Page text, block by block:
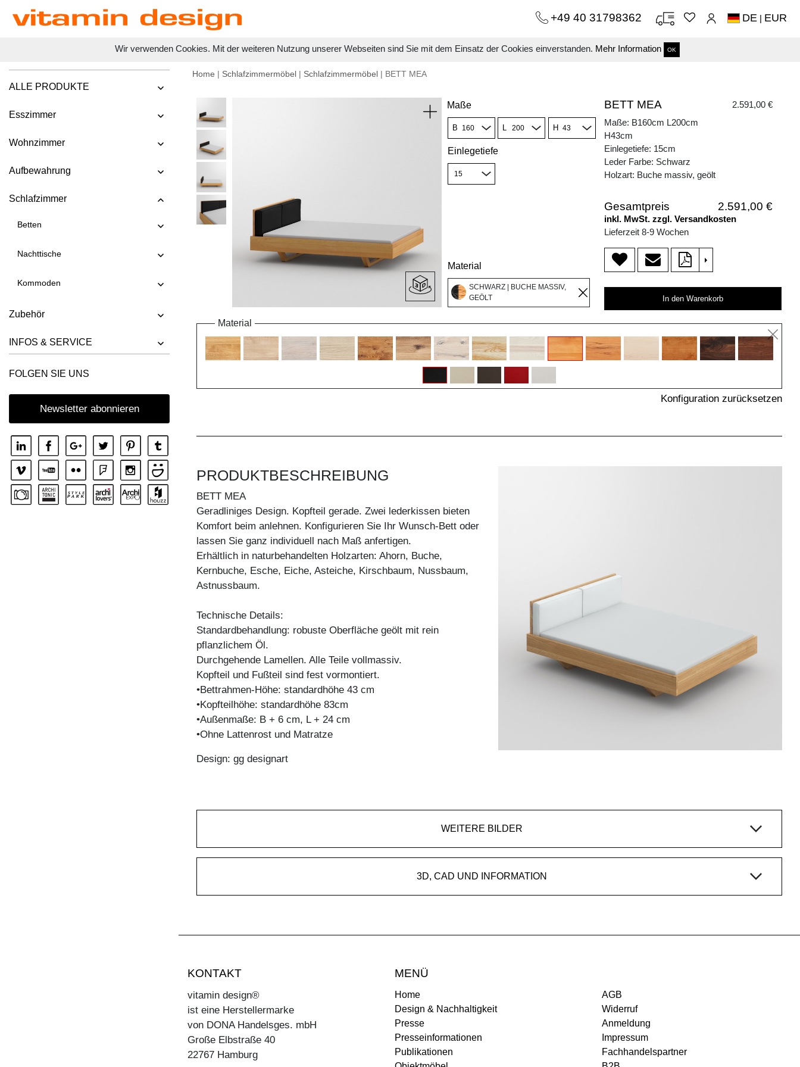
Wir verwenden Cookies. Mit der weiteren Nutzung unserer Webseiten sind Sie mit dem Einsatz der Cookies einverstanden. Mehr Information OK
+49 40 31798362 DE | EUR
ALLE PRODUKTE
Esszimmer
Wohnzimmer
Aufbewahrung
Schlafzimmer
Betten
Nachttische
Kommoden
Zubehör
INFOS & SERVICE
FOLGEN SIE UNS
Newsletter abonnieren
Home | Schlafzimmermöbel | Schlafzimmermöbel | BETT MEA
Maße
B L H
Einlegetiefe
Material
SCHWARZ | BUCHE MASSIV,
GEÖLT
BETT MEA
2.591,00 €
Maße: B160cm L200cm
H43cm
Einlegetiefe: 15cm
Leder Farbe: Schwarz
Holzart: Buche massiv, geölt
Gesamtpreis 2.591,00 €
inkl. MwSt. zzgl. Versandkosten
Lieferzeit 8-9 Wochen
>
In den Warenkorb
Material
Konfiguration zurücksetzen
PRODUKTBESCHREIBUNG
BETT MEA
Geradliniges Design. Kopfteil gerade. Zwei lederkissen bieten
Komfort beim anlehnen. Konfigurieren Sie Ihr Wunsch-Bett oder
lassen Sie ganz individuell nach Maß anfertigen.
Erhältlich in naturbehandelten Holzarten: Ahorn, Buche,
Kernbuche, Esche, Eiche, Asteiche, Kirschbaum, Nussbaum,
Astnussbaum.
Technische Details:
Standardbehandlung: robuste Oberfläche geölt mit rein
pflanzlichem Öl.
Durchgehende Lamellen. Alle Teile vollmassiv.
Kopfteil und Fußteil sind fest vormontiert.
•Bettrahmen-Höhe: standardhöhe 43 cm
•Kopfteilhöhe: standardhöhe 83cm
•Außenmaße: B + 6 cm, L + 24 cm
•Ohne Lattenrost und Matratze
Design: gg designart
WEITERE BILDER
3D, CAD UND INFORMATION
KONTAKT
vitamin design®
ist eine Herstellermarke
von DONA Handelsges. mbH
Große Elbstraße 40
22767 Hamburg
MENÜ
Home
Design & Nachhaltigkeit
Presse
Presseinformationen
Publikationen
AGB
Widerruf
Anmeldung
Impressum
Fachhandelspartner